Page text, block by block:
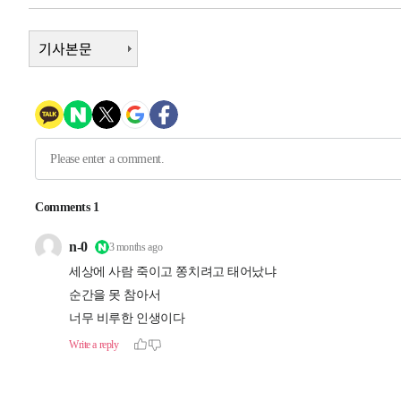
태-13932초 전 >
-8896초 전 >이란, 호르무즈서 "적국 목표물들"과 대치로 남부 케슘섬에
효
-5762초 전 > [속보]트럼프, 美 원정출산 금지 행정명령 서명
-3462초 전 >[속보] 뉴욕증시, 일제 하락 마감…나스닥 0.06%↓
-32175초 전 > [속보]국힘 윤리위, '돌려차기 발언' 진종오·서범수 징계
25.3%↑
-24660초 전 >
-24526초 전 >[속보]종합특검, '관저이전 봐주기 감사' 유병호 구속기소
-21126초 전 > 민주 콩고 에볼라환자 4천명 돌파, 4053명 발생 1850명
-20376초 전 > [속보]'300억원대 사기 혐의' 차가원 대표 구속 송치
-19570초 전 >"미 전국적 살모네라 식중독 원인은 멕시코산 할라피뇨"--
-18083초 전 >[속보]경찰·노동부, HL만도 평택사업장 끼임 사망 관련
기사본문